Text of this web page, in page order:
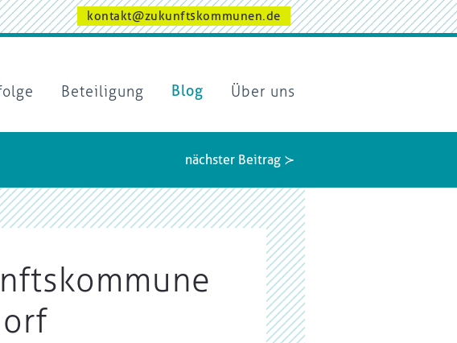
kontakt@zukunftskommunen.de
Beteiligung Blog Über uns
nächster Beitrag ≻